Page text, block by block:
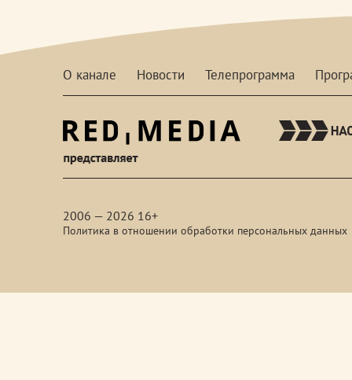
О канале Новости Телепрограмма
2006 — 2026 16+
Политика в отношении обработки персональных данных